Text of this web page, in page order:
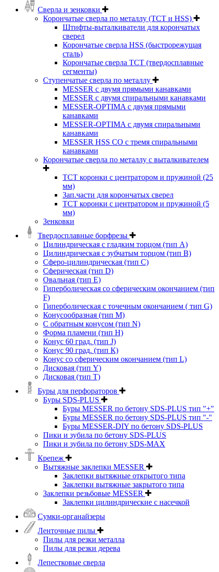
Сверла и зенковки
Корончатые сверла по металлу (TCT и HSS)
Штифты-выталкиватели для корончатых
сверел
Корончатые сверла HSS (быстрорежущая
сталь)
Корончатые сверла TCT (твердосплавные
сегменты)
Ступенчатые сверла по металлу
MESSER с двумя прямыми канавками
MESSER с двумя спиральными канавками
MESSER-OPTIMA с двумя прямыми
канавками
MESSER-OPTIMA с двумя спиральными
канавками
MESSER HSS CО с тремя спиральными
канавками
Корончатые сверла по металлу c выталкивателем
ТСТ коронки с центратором и пружиной (25
мм)
Зап.части для корончатых сверел
ТСТ коронки с центратором и пружиной (5
мм)
Зенковки
Твердосплавные борфрезы
Цилиндрическая с гладким торцом (тип А)
Цилиндрическая с зубчатым торцом (тип В)
Сферо-цилиндрическая (тип С)
Сферическая (тип D)
Овальная (тип Е)
Гиперболическая со сферическим окончанием (тип
F)
Гиперболическая с точечным окончанием ( тип G)
Конусообразная (тип М)
C обратным конусом (тип N)
Форма пламени (тип H)
Конус 60 град. (тип J)
Конус 90 град. (тип К)
Конус со сферическим окончанием (тип L)
Дисковая (тип Y)
Дисковая (тип Т)
Буры для перфораторов
Буры SDS-PLUS
Буры MESSER по бетону SDS-PLUS тип "+"
Буры MESSER по бетону SDS-PLUS тип "-"
Буры MESSER-DIY по бетону SDS-PLUS
Пики и зубила по бетону SDS-PLUS
Пики и зубила по бетону SDS-MAX
Крепеж
Вытяжные заклепки MESSER
Заклепки вытяжные открытого типа
Заклепки вытяжные закрытого типа
Заклепки резьбовые MESSER
Заклепки цилиндрические с насечкой
Сумки-органайзеры
Ленточные пилы
Пилы для резки металла
Пилы для резки дерева
Лепестковые сверла